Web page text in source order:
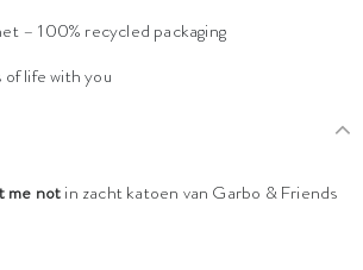
– 100% recycled packaging
of life with you
me notin zacht katoen van Garbo & Friends